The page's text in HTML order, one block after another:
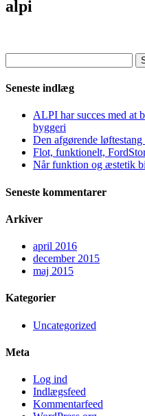
alpi
efter:
Seneste indlæg
ALPI har succes med at
byggeri
Den afgørende
Flot, funktionelt,
Når funktion og æstetik
Seneste kommentarer
Arkiver
april 2016
december 2015
maj 2015
Kategorier
Uncategorized
Meta
Log ind
Indlægsfeed
Kommentarfeed